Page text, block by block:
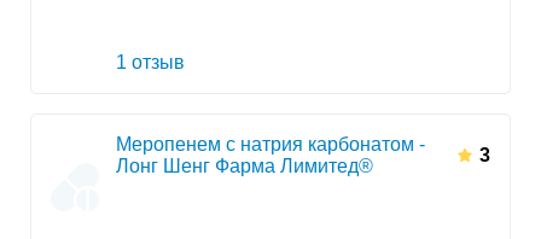
1 отзыв
Меропенем с натрия карбонатом -
Лонг Шенг Фарма Лимитед®
3